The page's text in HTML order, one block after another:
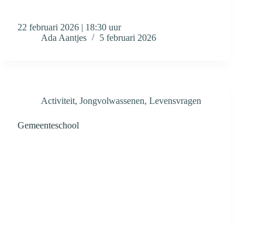
22 februari 2026 | 18:30 uur
Ada Aantjes
5 februari 2026
Activiteit, Jongvolwassenen, Levensvragen
Gemeenteschool